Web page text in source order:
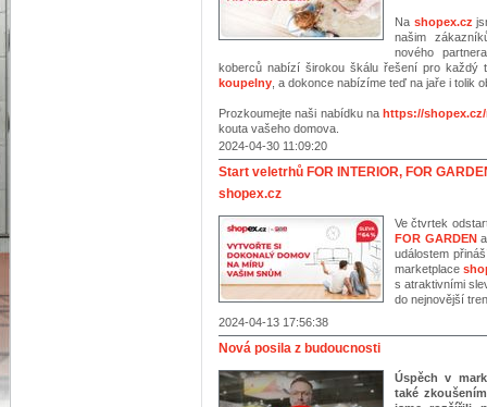
Na shopex.cz
našim
nového
koberců nabízí širokou škálu řešení pro každý
koupelny , a dokonce nabízíme teď na jaře i tolik
Prozkoumejte naši nabídku na https://
kouta vašeho domova.
2024-04-30 11:09:20
Start veletrhů FOR INTERIOR, FOR
shopex.cz
Ve čtvrtek
FOR GARDEN
událostem
marketplace
s atraktivními
do nejnovější
2024-04-13 17:56:38
Nová posila z budoucnosti
Úspěch v
také